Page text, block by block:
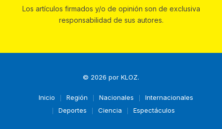
Los artículos firmados y/o de opinión son de exclusiva
responsabilidad de sus autores.
© 2026 por KLOZ.
Inicio Región Nacionales
Internacionales
Deportes
Ciencia Espectáculos